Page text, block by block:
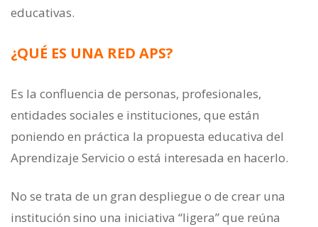
educativas.
¿QUÉ ES UNA RED APS?
Es la confluencia de personas, profesionales,
entidades sociales e instituciones, que están
poniendo en práctica la propuesta educativa del
Aprendizaje Servicio o está interesada en hacerlo.
No se trata de un gran despliegue o de crear una
institución sino una iniciativa “ligera” que reúna